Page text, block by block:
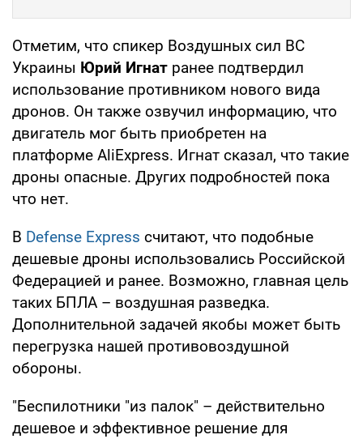
Отметим, что спикер Воздушных сил ВС
Украины Юрий Игнат ранее подтвердил
использование противником нового вида
дронов. Он также озвучил информацию, что
двигатель мог быть приобретен на
платформе AliExpress. Игнат сказал, что такие
дроны опасные. Других подробностей пока
что нет.
В Defense Express считают, что подобные
дешевые дроны использовались Российской
Федерацией и ранее. Возможно, главная цель
таких БПЛА – воздушная разведка.
Дополнительной задачей якобы может быть
перегрузка нашей противовоздушной
обороны.
"Беспилотники "из палок" – действительно
дешевое и эффективное решение для